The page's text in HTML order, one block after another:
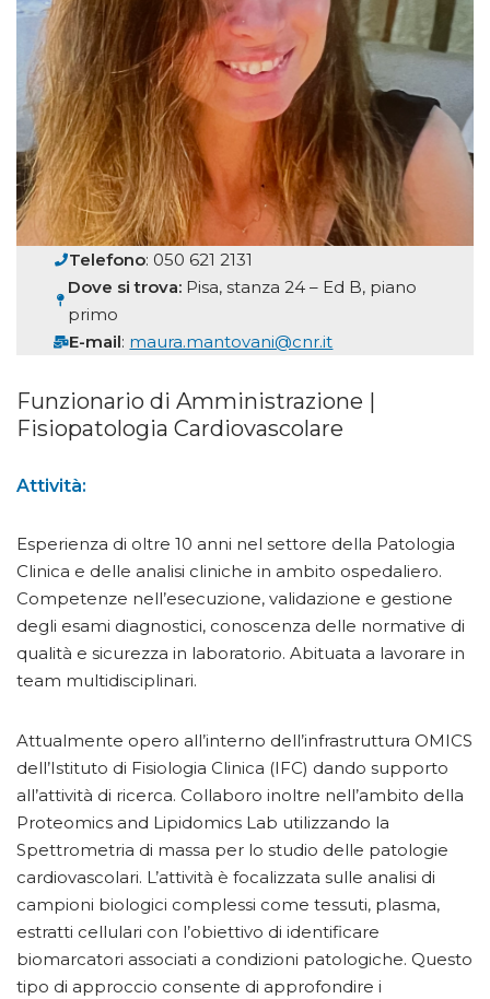
Telefono: 050 621 2131
Dove si trova:Pisa, stanza 24 – Ed B, piano
primo
E-mail: maura.mantovani@cnr.it
Funzionario di Amministrazione |
Fisiopatologia Cardiovascolare
Attività:
Esperienza di oltre 10 anni nel settore della Patologia
Clinica e delle analisi cliniche in ambito ospedaliero.
Competenze nell’esecuzione, validazione e gestione
degli esami diagnostici, conoscenza delle normative di
qualità e sicurezza in laboratorio. Abituata a lavorare in
team multidisciplinari.
Attualmente opero all’interno dell’infrastruttura OMICS
dell’Istituto di Fisiologia Clinica (IFC) dando supporto
all’attività di ricerca. Collaboro inoltre nell’ambito della
Proteomics and Lipidomics Lab utilizzando la
Spettrometria di massa per lo studio delle patologie
cardiovascolari. L’attività è focalizzata sulle analisi di
campioni biologici complessi come tessuti, plasma,
estratti cellulari con l’obiettivo di identificare
biomarcatori associati a condizioni patologiche. Questo
tipo di approccio consente di approfondire i